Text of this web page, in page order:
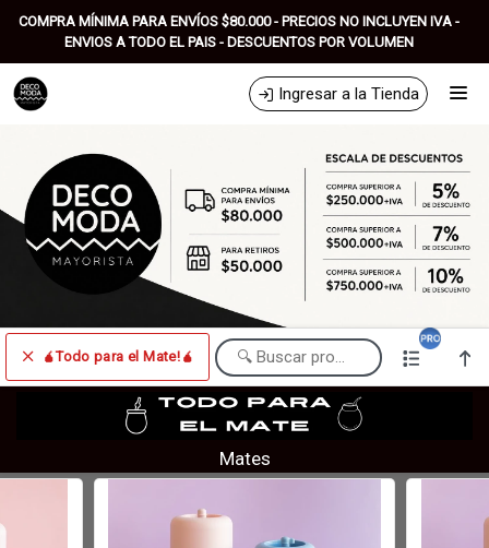
Comprá online productos de 🧉Todo para el Mate!🧉 en DECOMODA
MAYORISTA
COMPRA MÍNIMA PARA ENVÍOS $80.000 - PRECIOS NO INCLUYEN IVA -
ENVIOS A TODO EL PAIS - DESCUENTOS POR VOLUMEN
Ingresar a la Tienda
CÓMO COMPRAR
QUIÉNES SOMOS
REFERENCIAS
GRUPO DE DIFUSIÓN WHATSAPP!
🧉Todo para el Mate!🧉
Comprá online productos de 🧉Todo para el Mate!🧉 en DECOMODA
Mates